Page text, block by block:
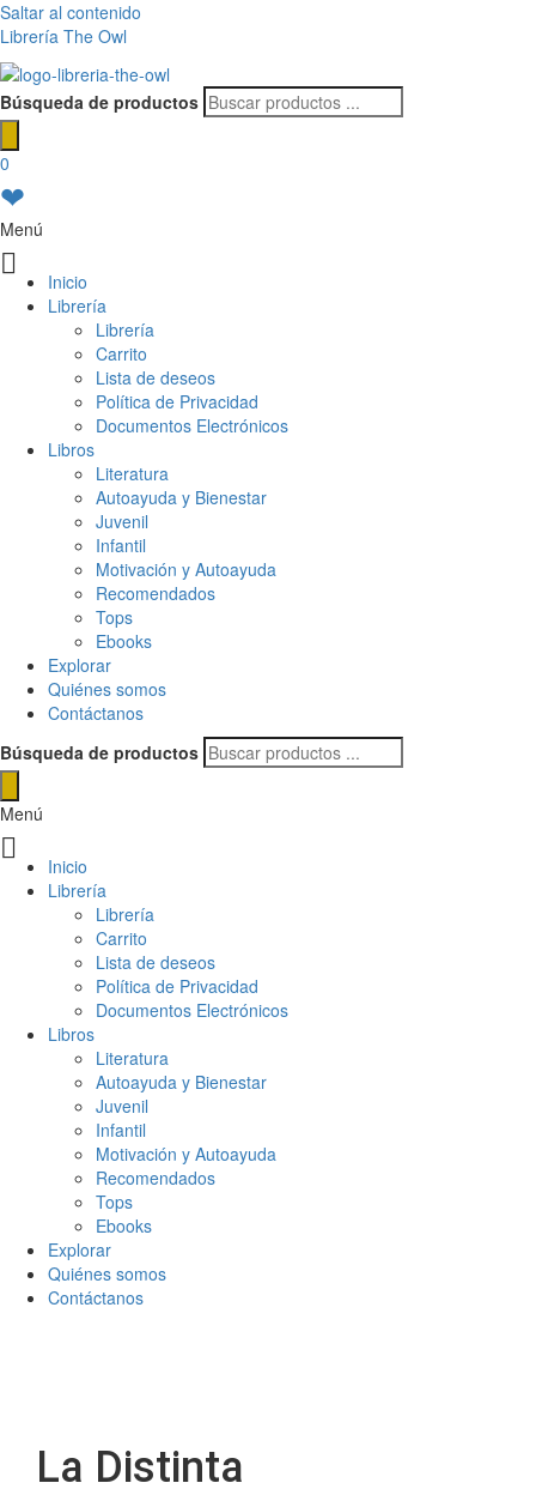
Saltar al contenido
Librería The Owl
Búsqueda de productos
0
❤
Menú
Inicio
Librería
Librería
Carrito
Lista de deseos
Política de Privacidad
Documentos Electrónicos
Libros
Literatura
Autoayuda y Bienestar
Juvenil
Infantil
Motivación y Autoayuda
Recomendados
Tops
Ebooks
Explorar
Quiénes somos
Contáctanos
Búsqueda de productos
Menú
Inicio
Librería
Librería
Carrito
Lista de deseos
Política de Privacidad
Documentos Electrónicos
Libros
Literatura
Autoayuda y Bienestar
Juvenil
Infantil
Motivación y Autoayuda
Recomendados
Tops
Ebooks
Explorar
Quiénes somos
Contáctanos
La Distinta